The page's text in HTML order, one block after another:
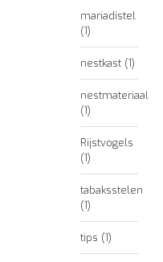
mariadistel
(1)
nestkast (1)
nestmateriaal
(1)
Rijstvogels
(1)
tabaksstelen
(1)
tips (1)